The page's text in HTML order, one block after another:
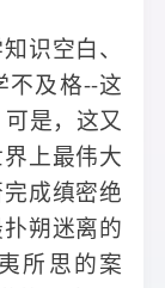
识空白、
不及格--这
是，这又
上最伟大
成缜密绝
朔迷离的
所思的案